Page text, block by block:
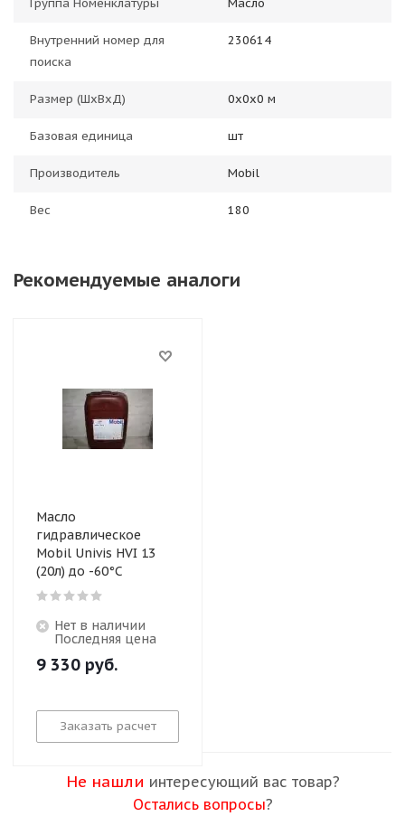
Группа Номенклатуры Масло
Внутренний номер для
поиска
230614
Размер (ШхВхД) 0х0х0 м
Базовая единица шт
Производитель Mobil
Вес 180
Рекомендуемые аналоги
Масло
гидравлическое
Mobil Univis HVI 13
(20л) до -60°С
Нет в наличии
Последняя цена
9 330 руб.
Заказать расчет
Не нашли интересующий вас товар?
Остались вопросы?